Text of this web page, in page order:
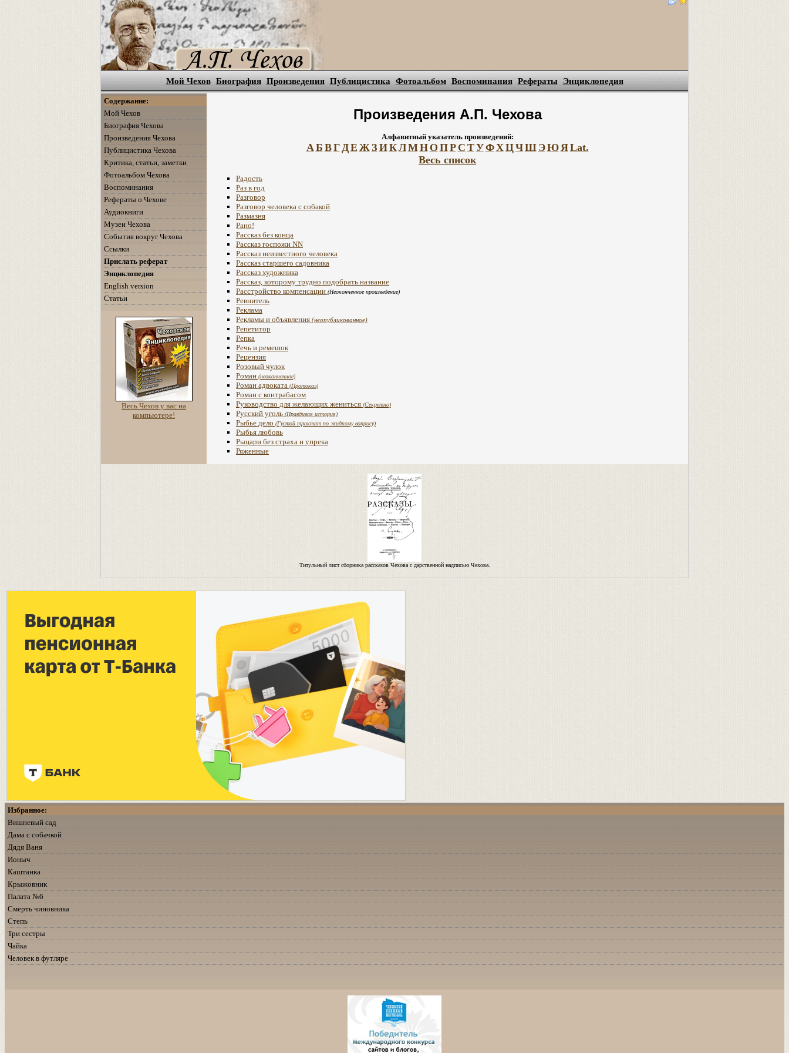
Мой Чехов Биография Произведения Публицистика Фотоальбом Воспоминания Рефераты Энциклопедия
Содержание:
Мой Чехов
Биография Чехова
Произведения Чехова
Публицистика Чехова
Критика, статьи, заметки
Фотоальбом Чехова
Воспоминания
Рефераты о Чехове
Аудиокниги
Музеи Чехова
События вокруг Чехова
Ссылки
Прислать реферат
Энциклопедия
English version
Статьи
Весь Чехов у вас на
компьютере!
Произведения А.П. Чехова
Алфавитный указатель произведений:
АБ ВГДЕ ЖЗ ИКЛМН О ПР С ТУФХЦЧШ ЭЮЯLat.
Весь список
Радость
Раз в год
Разговор
Разговор человека с собакой
Размазня
Рано!
Рассказ без конца
Рассказ госпожи NN
Рассказ неизвестного человека
Рассказ старшего садовника
Рассказ художника
Рассказ, которому трудно подобрать название
Расстройство компенсации (Неоконченное произведение)
Ревнитель
Реклама
Рекламы и объявления (неопубликованное)
Репетитор
Репка
Речь и ремешок
Рецензия
Розовый чулок
Роман (неоконченное)
Роман адвоката (Протокол)
Роман с контрабасом
Руководство для желающих жениться (Секретно)
Русский уголь (Правдивая история)
Рыбье дело (Густой трактат по жидкому вопросу)
Рыбья любовь
Рыцари без страха и упрека
Ряженные
Титульный лист сборника рассказов Чехова с дарственной надписью Чехова.
Избранное:
Вишневый сад
Дама с собачкой
Дядя Ваня
Ионыч
Каштанка
Крыжовник
Палата №6
Смерть чиновника
Степь
Три сестры
Чайка
Человек в футляре